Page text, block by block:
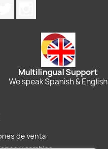
Multilingual Support
We speak Spanish & English
de venta